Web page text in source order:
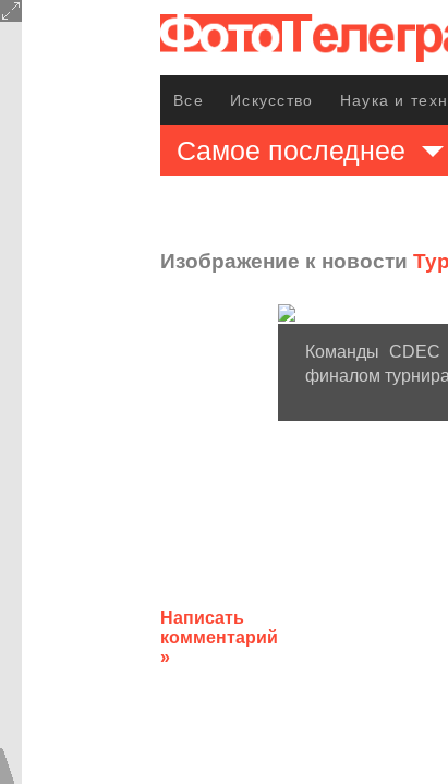
Все Искусство Наука и
Самое последнее
Изображение к новости
Написать
комментарий
»
Команды CDEC
финалом